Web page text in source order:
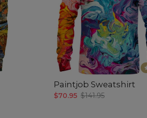
Paintjob Sweatshirt
$70.95 $141.95